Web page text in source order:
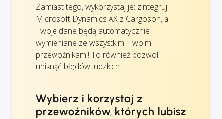
Zamiast tego, wykorzystaj je: zintegruj
Microsoft Dynamics AX z Cargoson, a
Twoje dane będą automatycznie
wymieniane ze wszystkimi Twoimi
przewoźnikami! To również pozwoli
uniknąć błędów ludzkich.
Wybierz i korzystaj z
przewoźników, których lubisz